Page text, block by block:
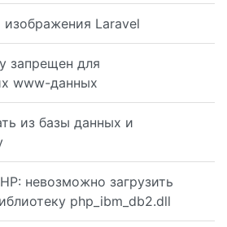
изображения Laravel
запрещен для
www-данных
из базы данных и
невозможно загрузить
php_ibm_db2.dll